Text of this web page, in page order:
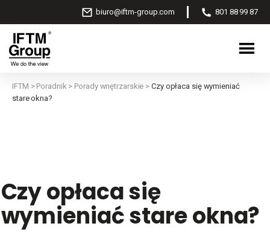
biuro@iftm-group.com 801 88 99 87
IFTM > Poradnik > Porady wnętrzarskie >Czy opłaca się wymieniać
stare okna?
Czy opłaca się
wymieniać stare okna?